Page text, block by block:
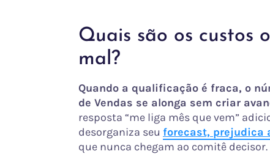
Quais são os custos
mal?
Quando a qualificação é fraca, o
de Vendas se alonga sem criar
resposta “me liga mês que vem”
desorganiza seu forecast, prejudica
que nunca chegam ao comitê decisor.